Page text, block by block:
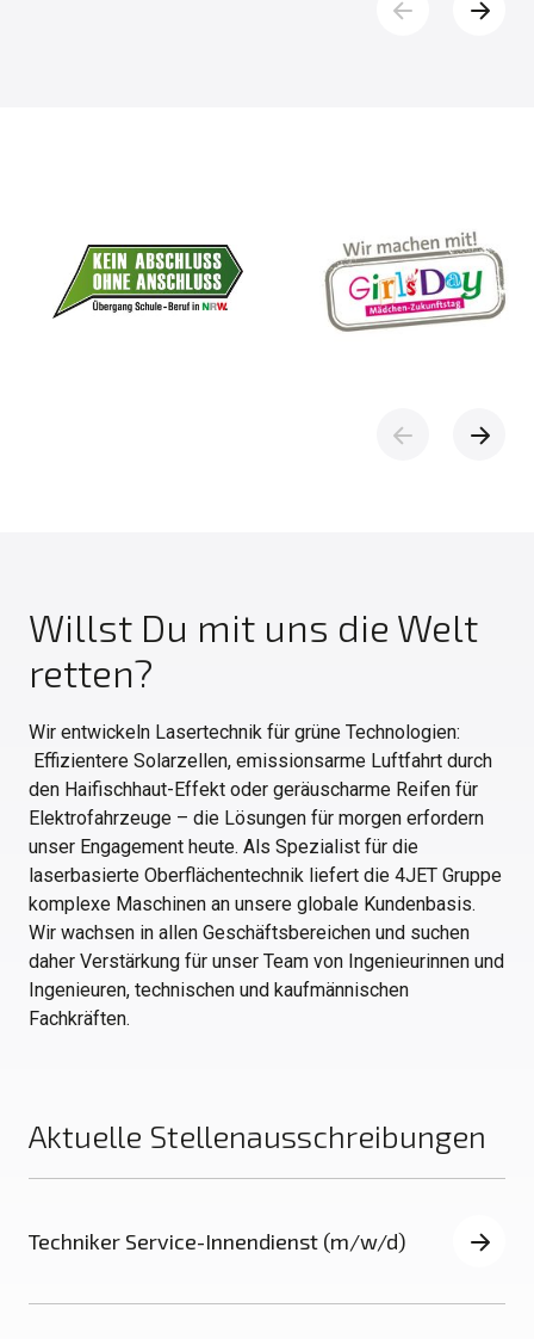
Willst Du mit uns die Welt
retten?
Wir entwickeln Lasertechnik für grüne Technologien:
Effizientere Solarzellen, emissionsarme Luftfahrt durch
den Haifischhaut-Effekt oder geräuscharme Reifen für
Elektrofahrzeuge – die Lösungen für morgen erfordern
unser Engagement heute. Als Spezialist für die
laserbasierte Oberflächentechnik liefert die 4JET Gruppe
komplexe Maschinen an unsere globale Kundenbasis.
Wir wachsen in allen Geschäftsbereichen und suchen
daher Verstärkung für unser Team von Ingenieurinnen und
Ingenieuren, technischen und kaufmännischen
Fachkräften.
Aktuelle Stellenausschreibungen
Techniker Service-Innendienst (m/w/d)